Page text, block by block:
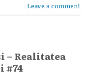
Leave a comment
– Realitatea
#74